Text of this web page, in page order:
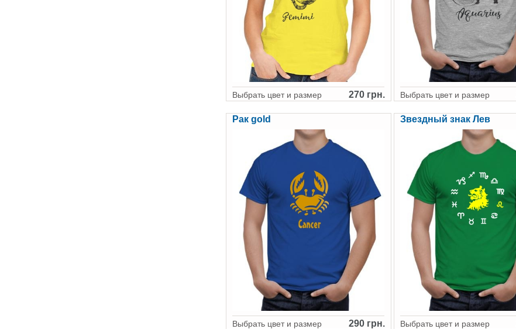
Выбрать цвет и размер 270 грн. Выбрать цвет и размер
Рак gold
Выбрать цвет и размер 290 грн.
Звездный знак Лев
Выбрать цвет и размер